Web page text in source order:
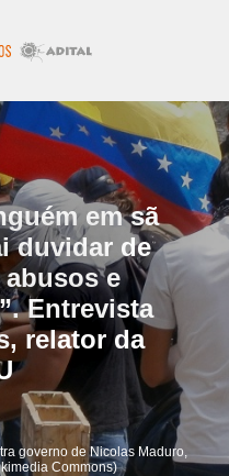
em sã
duvidar de
e
Entrevista
relator da
governo de Nicolas Maduro,
Commons)